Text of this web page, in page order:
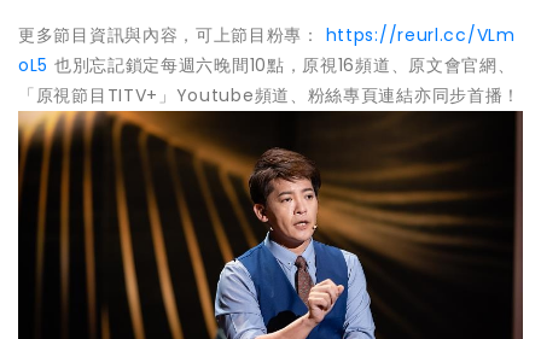
更多節目資訊與內容，可上節目粉專： https://reurl.cc/VLm
oL5 也別忘記鎖定每週六晚間10點，原視16頻道、原文會官網、
「原視節目TITV+」Youtube頻道、粉絲專頁連結亦同步首播！